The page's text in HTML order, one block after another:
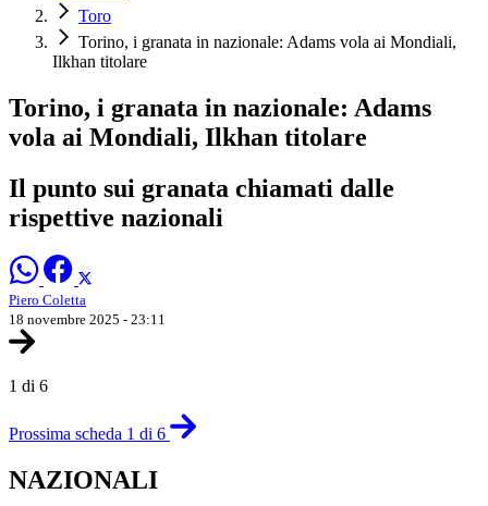
Toro
Torino, i granata in nazionale: Adams vola ai Mondiali,
Ilkhan titolare
Torino, i granata in nazionale: Adams
vola ai Mondiali, Ilkhan titolare
Il punto sui granata chiamati dalle
rispettive nazionali
Piero Coletta
18 novembre 2025 - 23:11
1 di 6
Prossima scheda 1 di 6
NAZIONALI